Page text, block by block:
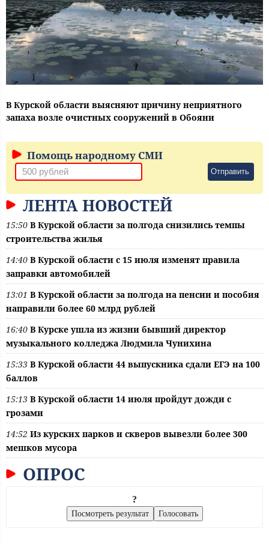
В Курской области выясняют причину неприятного
запаха возле очистных сооружений в Обояни
Помощь народному СМИ
Отправить
ЛЕНТА НОВОСТЕЙ
15:50 В Курской области за полгода снизились темпы
строительства жилья
14:40 В Курской области с 15 июля изменят правила
заправки автомобилей
13:01 В Курской области за полгода на пенсии и пособия
направили более 60 млрд рублей
16:40 В Курске ушла из жизни бывший директор
музыкального колледжа Людмила Чунихина
15:33 В Курской области 44 выпускника сдали ЕГЭ на 100
баллов
15:13 В Курской области 14 июля пройдут дожди с
грозами
14:52 Из курских парков и скверов вывезли более 300
мешков мусора
ОПРОС
?